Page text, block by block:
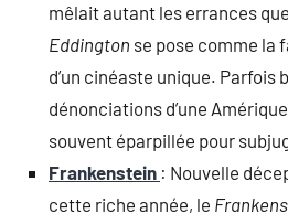
mêlait autant les errances
Eddington se pose comme la
d’un cinéaste unique. Parfois
dénonciations d’une
souvent éparpillée pour
Frankenstein : Nouvelle
cette riche année, le